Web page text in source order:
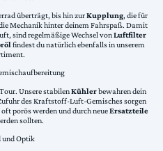
überträgt, bis hin zurKupplung, die für
Mechanik hinter deinem Fahrspaß. Damit
sind regelmäßige Wechsel vonLuftfilter
findest du natürlich ebenfalls in unserem
Unsere stabilenKühlerbewahren dein
des Kraftstoff-Luft-Gemisches sorgen
oft porös werden und durch neueErsatzteile
sollten.
und Optik